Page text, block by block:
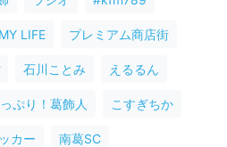
LIFE プレミアム商店街
石川ことみ えるるん
ぷり！葛飾人 こすぎちか
カー 南葛SC